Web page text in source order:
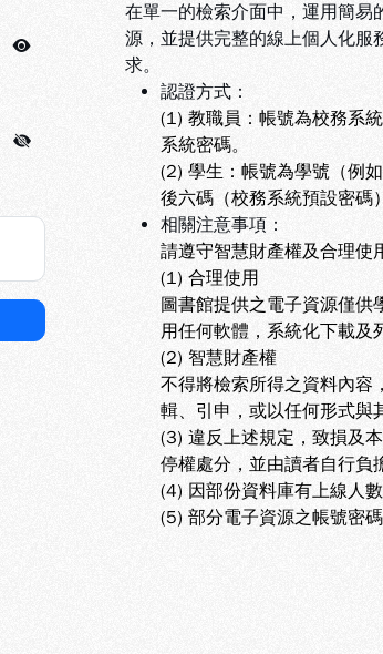
在單一的檢索介面中，運用簡易
源，並提供完整的線上個人化服
求。
認證方式：
(1) 教職員：帳號為校務系
系統密碼。
(2) 學生 ：帳號為學號（例
後六碼（校務系統預設密碼）
相關注意事項：
請遵守智慧財產權及合理使
(1) 合理使用
圖書館提供之電子資源僅供
用任何軟體，系統化下載及
(2) 智慧財產權
不得將檢索所得之資料內容
輯、引申，或以任何形式與
(3) 違反上述規定，致損及
停權處分，並由讀者自行負
(4) 因部份資料庫有上線人
(5) 部分電子資源之帳號密